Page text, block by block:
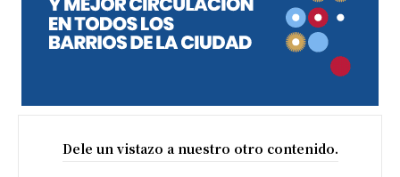
Dele un vistazo a nuestro otro contenido.